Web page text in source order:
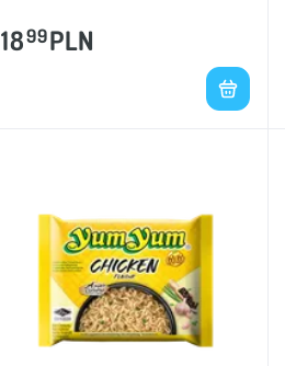
1899PLN